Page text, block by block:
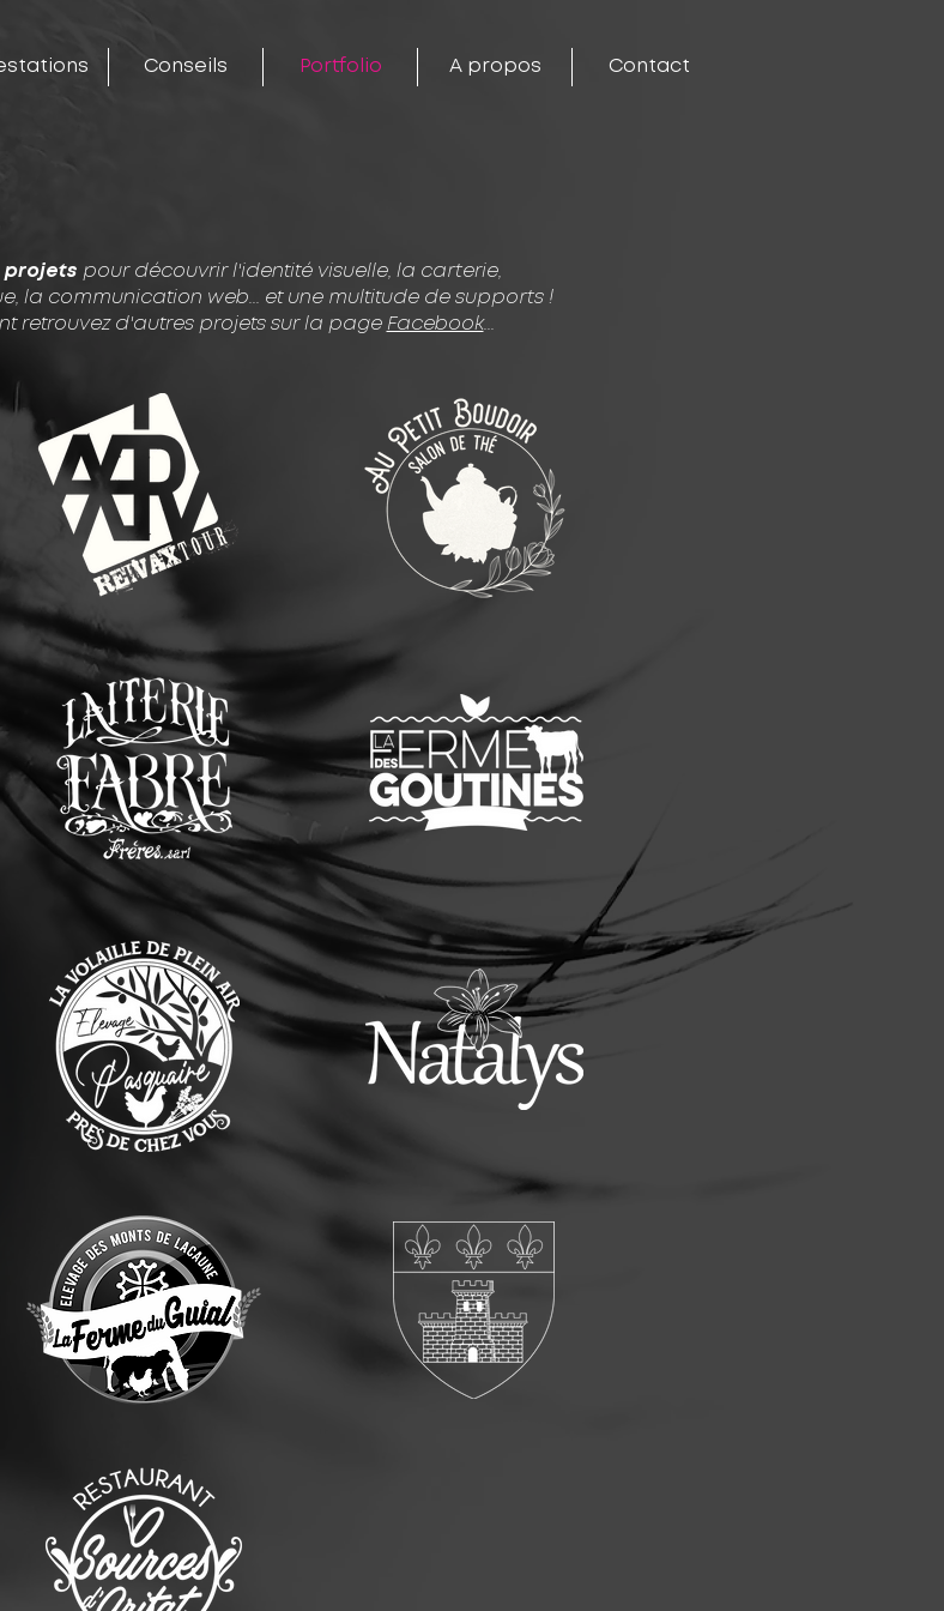
Conseils Portfolio A propos Contact
projets pour découvrir l'identité visuelle, la carterie,
la communication web... et une multitude de supports !
retrouvez d'autres projets sur la page Facebook...